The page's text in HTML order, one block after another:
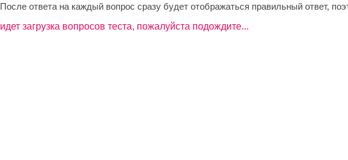
После ответа на каждый вопрос сразу будет отображаться правильный ответ,
идет загрузка вопросов теста, пожалуйста подождите...